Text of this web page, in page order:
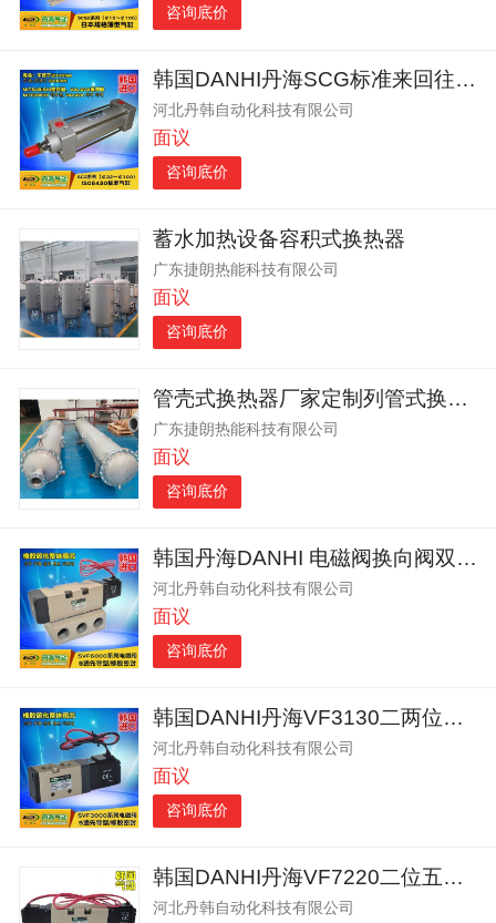
咨询底价
韩国DANHI丹海SCG标准来回往复直线气缸
河北丹韩自动化科技有限公司
面议
咨询底价
蓄水加热设备容积式换热器
广东捷朗热能科技有限公司
面议
咨询底价
管壳式换热器厂家定制列管式换热器管式换热器
广东捷朗热能科技有限公司
面议
咨询底价
韩国丹海DANHI 电磁阀换向阀双线圈VF6120
河北丹韩自动化科技有限公司
面议
咨询底价
韩国DANHI丹海VF3130二两位五通电磁阀
河北丹韩自动化科技有限公司
面议
咨询底价
韩国DANHI丹海VF7220二位五通双气控电动电磁阀
河北丹韩自动化科技有限公司